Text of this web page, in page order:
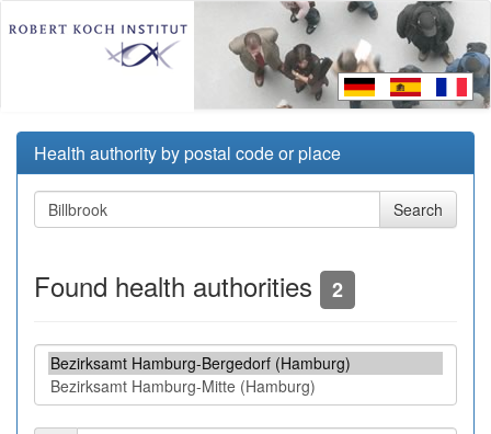
Health authority by postal code or place
Found health authorities 2